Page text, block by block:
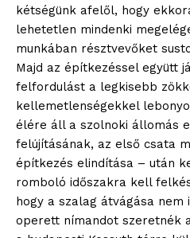
kétségünk afelől, hogy
lehetetlen mindenki
munkában résztvevőket
Majd az építkezéssel együtt
felfordulást a legkisebb
kellemetlenségekkel
élére áll a szolnoki állomás
felújításának, az első csata
építkezés elindítása – után
romboló időszakra kell
hogy a szalag átvágása nem
operett nímandot szeretnék